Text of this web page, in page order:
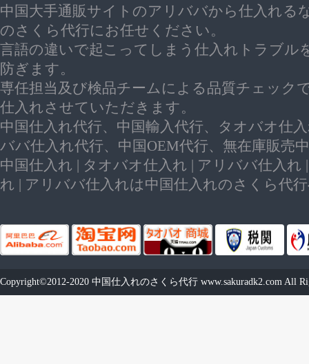
中国大手通販サイトのアリババから仕入れる
のさくら代行にお任せください。
言語の違いで起こってしまう仕入れトラブル
防ぎます。
専任担当及び検品チームによる品質チェック
仕入れさせていただきます。
中国仕入れ代行、中国輸入代行、タオバオ仕
ババ仕入れ代行、中国OEM代行、無在庫販売
中国仕入れ | タオバオ仕入れ | アリババ仕入れ
れ | アリババ仕入れは中国仕入れのさくら代
Copyright©2012-2020 中国仕入れのさくら代行 www.sakuradk2.com All